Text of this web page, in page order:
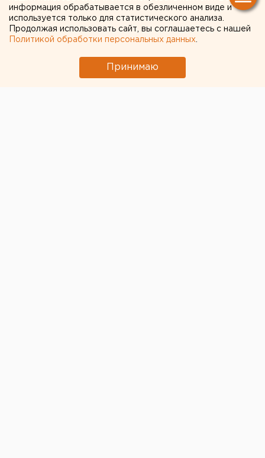
Выросло число пострадавших после атаки
БПЛА на НПЗ в Краснодарском крае
информация обрабатывается в обезличенном виде и
используется только для статистического анализа.
Продолжая использовать сайт, вы соглашаетесь с нашей
Политикой обработки персональных данных
Принимаю